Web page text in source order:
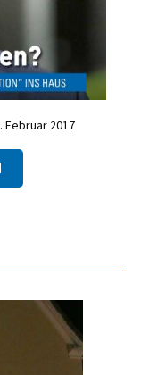
Februar 2017